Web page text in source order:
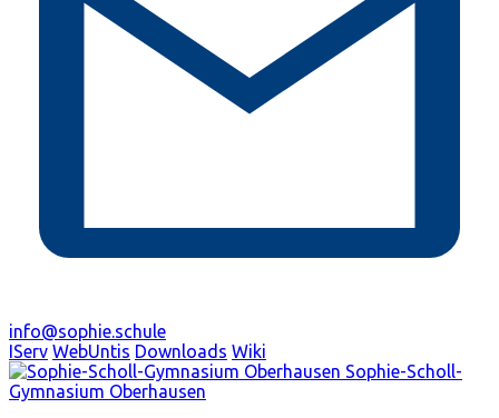
info@sophie.schule
IServ WebUntis Downloads Wiki
Sophie-Scholl-
Gymnasium Oberhausen